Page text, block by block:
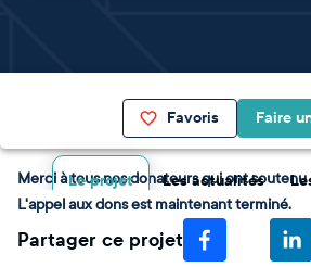
Favoris Faire
Le projet Les actualités
Merci à tous nos donateurs qui ont
L'appel aux dons est maintenant terminé.
Partager ce projet